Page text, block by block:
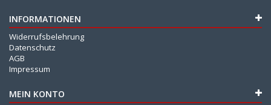
INFORMATIONEN
Widerrufsbelehrung
Datenschutz
AGB
Impressum
MEIN KONTO